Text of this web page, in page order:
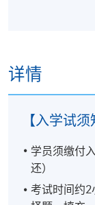
详情
【入学试须
学员须缴付
还）
考试时间约2